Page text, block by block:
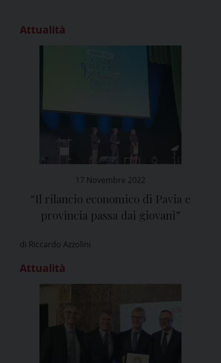
Attualità
17 Novembre 2022
“Il rilancio economico di Pavia e
provincia passa dai giovani”
di Riccardo Azzolini
Attualità